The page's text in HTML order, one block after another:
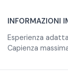
INFORMAZIONI
Esperienza
Capienza